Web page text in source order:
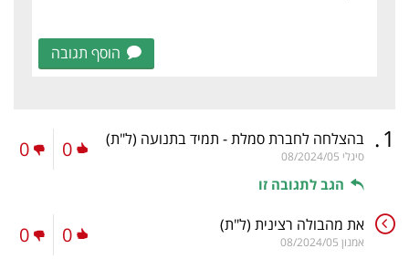
הוסף תגובה
1
. בהצלחה לחברת סמלת - תמיד בתנועה (ל"ת)
סיגלי 08/2024/05
הגב לתגובה זו
0
0
את מהבולה רצינית (ל"ת)
אמנון 08/2024/05
0
0